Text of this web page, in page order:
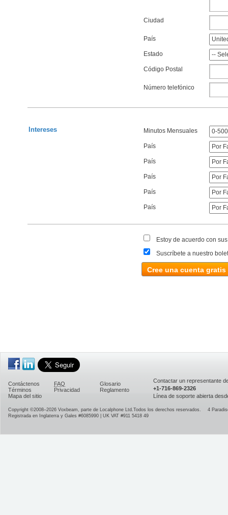
Ciudad
País
Estado
Código Postal
Número telefónico
Intereses Minutos Mensuales
País
País
País
País
País
Estoy de acuerdo con
Suscríbete a nuestro
Cree una cuenta gratis
Contáctenos FAQ
Glosario
Términos
Privacidad
Reglamento
Mapa del sitio
Contactar un representante
+1-716-869-2326
Línea de soporte abierta
Copyright ©2008–2026 Voxbeam, parte de Localphone Ltd. Todos los derechos reservados.
4
Registrada en Inglaterra y Gales #6085990 | UK VAT #911 5418 49